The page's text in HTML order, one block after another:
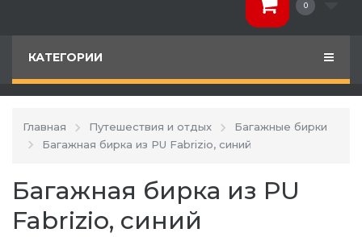
0
КАТЕГОРИИ
Главная Путешествия и отдых
Багажные бирки
Багажная бирка из PU Fabrizio, синий
Багажная бирка из PU
Fabrizio, синий